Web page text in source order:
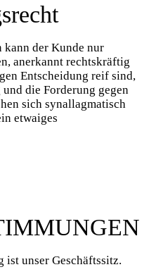
kann der Kunde nur
anerkannt rechtskräftig
Entscheidung reif sind,
die Forderung gegen
sich synallagmatisch
etwaiges
unser Geschäftssitz.